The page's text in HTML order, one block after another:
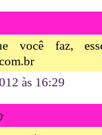
você faz,
às 16:29